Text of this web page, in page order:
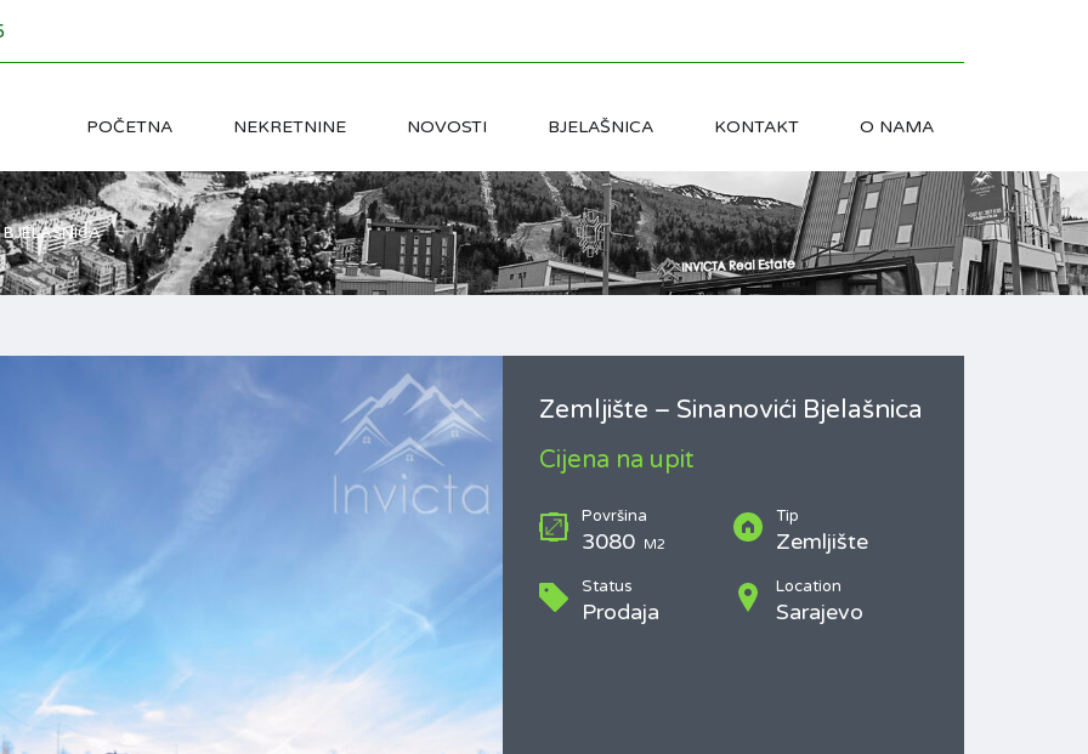
POČETNA NEKRETNINE NOVOSTI BJELAŠNICA KONTAKT O NAMA
Zemljište – Sinanovići Bjelašnica
Cijena na upit
Površina
3080 M2
Tip
Zemljište
Status
Prodaja
Location
Sarajevo